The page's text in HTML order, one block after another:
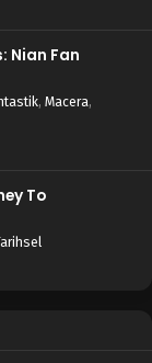
Nian Fan
, Macera,
To